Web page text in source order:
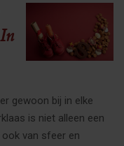
gewoon bij in elke
is niet alleen een
van sfeer en